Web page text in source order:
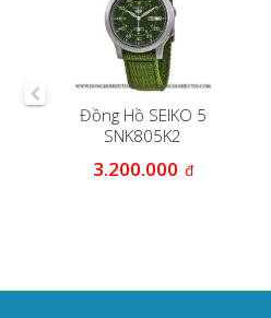
Đồng Hồ SEIKO 5
SNK805K2
3.200.000 đ